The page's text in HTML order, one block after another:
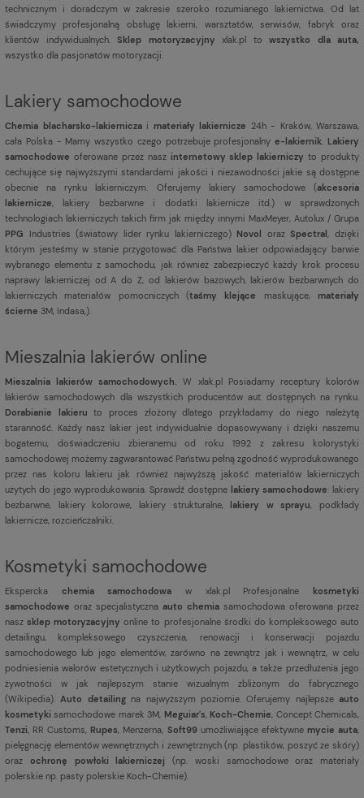
technicznym i doradczym w zakresie szeroko rozumianego lakiernictwa. Od lat
świadczymy profesjonalną obsługę lakierni, warsztatów, serwisów, fabryk oraz
klientów indywidualnych. Sklep motoryzacyjny xlak.pl to wszystko dla auta,
wszystko dla pasjonatów motoryzacji.
Lakiery samochodowe
Chemia blacharsko-lakierniczai materiały lakiernicze 24h - Kraków, Warszawa,
cała Polska - Mamy wszystko czego potrzebuje profesjonalnye-lakiernik Lakiery
samochodowe oferowane przez nasz internetowy sklep lakierniczy to produkty
cechujące się najwyższymi standardami jakości i niezawodności jakie są dostępne
obecnie na rynku lakierniczym. Oferujemy lakiery samochodowe (akcesoria
lakiernicze , lakiery bezbarwne i dodatki lakiernicze itd.) w sprawdzonych
technologiach lakierniczych takich firm jak między innymi MaxMeyer, Autolux / Grupa
PPG Industries (światowy lider rynku lakierniczego) Novol orazSpectral
, dzięki
którym jesteśmy w stanie przygotować dla Państwa lakier odpowiadający barwie
wybranego elementu z samochodu, jak również zabezpieczyć każdy krok procesu
naprawy lakierniczej od A do Z, od lakierów bazowych, lakierów bezbarwnych do
lakierniczych materiałów pomocniczych (taśmy klejące maskujące,materiały
ścierne 3M, Indasa,).
Mieszalnia lakierów online
Mieszalnia lakierów samochodowych.
W xlak.pl Posiadamy receptury kolorów
lakierów samochodowych dla wszystkich producentów aut dostępnych na rynku.
Dorabianie lakieru to proces złożony dlatego przykładamy do niego należytą
staranność. Każdy nasz lakier jest indywidualnie dopasowywany i dzięki naszemu
bogatemu, doświadczeniu zbieranemu od roku 1992 z zakresu kolorystyki
samochodowej możemy zagwarantować Państwu pełną zgodność wyprodukowanego
przez nas koloru lakieru jak również najwyższą jakość materiałów lakierniczych
użytych do jego wyprodukowania. Sprawdź dostępne lakiery samochodowe: lakiery
bezbarwne, lakiery kolorowe, lakiery strukturalne,lakiery w sprayu , podkłady
lakiernicze, rozcieńczalniki.
Kosmetyki samochodowe
Ekspercka chemia samochodowa w xlak.pl Profesjonalnekosmetyki
samochodowe oraz specjalistyczna auto chemia samochodowa oferowana przez
naszsklep motoryzacyjny online to profesjonalne środki do kompleksowego auto
detailingu, kompleksowego czyszczenia, renowacji i konserwacji pojazdu
samochodowego lub jego elementów, zarówno na zewnątrz jak i wewnątrz, w celu
podniesienia walorów estetycznych i użytkowych pojazdu, a także przedłużenia jego
żywotności w jak najlepszym stanie wizualnym zbliżonym do fabrycznego
(Wikipedia). Auto detailingna najwyższym poziomie. Oferujemy najlepszeauto
kosmetykisamochodowe marek 3M, Meguiar's Koch-Chemie , Concept Chemicals,
Tenzi , RR Customs, Rupes , Menzerna, Soft99umożliwiające efektywne mycie auta
pielęgnację elementów wewnętrznych i zewnętrznych (np. plastików, poszyć ze skóry)
oraz ochronę powłoki lakierniczej (np. woski samochodowe oraz materiały
polerskie np. pasty polerskie Koch-Chemie).